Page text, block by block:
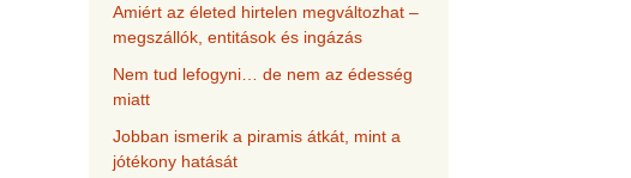
Amiért az életed hirtelen megváltozhat –
megszállók, entitások és ingázás
Nem tud lefogyni… de nem az édesség
miatt
Jobban ismerik a piramis átkát, mint a
jótékony hatását